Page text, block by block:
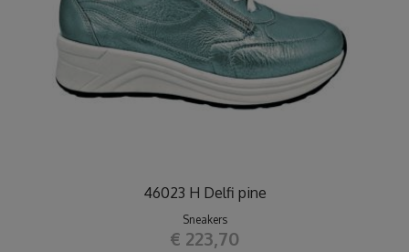
46023 H Delfi pine
Sneakers
€ 223,70